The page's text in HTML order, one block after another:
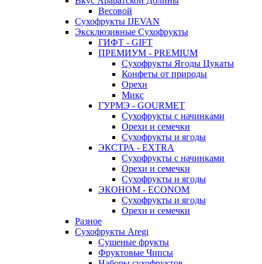
Весовой
Сухофрукты IJEVAN
Эксклюзивные Сухофрукты
ГИФТ - GIFT
ПРЕМИУМ - PREMIUM
Сухофрукты Ягоды Цукаты
Конфеты от природы
Орехи
Микс
ГУРМЭ - GOURMET
Сухофрукты с начинками
Орехи и семечки
Сухофрукты и ягоды
ЭКСТРА - EXTRA
Сухофрукты с начинками
Орехи и семечки
Сухофрукты и ягоды
ЭКОНОМ - ECONOM
Сухофрукты и ягоды
Орехи и семечки
Разное
Сухофрукты Aregi
Сушеные фрукты
Фруктовые Чипсы